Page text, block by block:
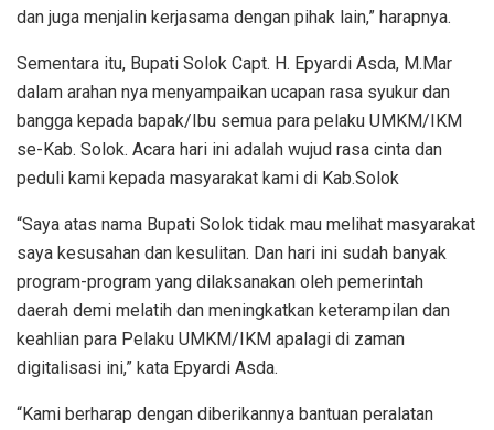
dan juga menjalin kerjasama dengan pihak lain,” harapnya.
Sementara itu, Bupati Solok Capt. H. Epyardi Asda, M.Mar
dalam arahan nya menyampaikan ucapan rasa syukur dan
bangga kepada bapak/Ibu semua para pelaku UMKM/IKM
se-Kab. Solok. Acara hari ini adalah wujud rasa cinta dan
peduli kami kepada masyarakat kami di Kab.Solok
“Saya atas nama Bupati Solok tidak mau melihat masyarakat
saya kesusahan dan kesulitan. Dan hari ini sudah banyak
program-program yang dilaksanakan oleh pemerintah
daerah demi melatih dan meningkatkan keterampilan dan
keahlian para Pelaku UMKM/IKM apalagi di zaman
digitalisasi ini,” kata Epyardi Asda.
“Kami berharap dengan diberikannya bantuan peralatan